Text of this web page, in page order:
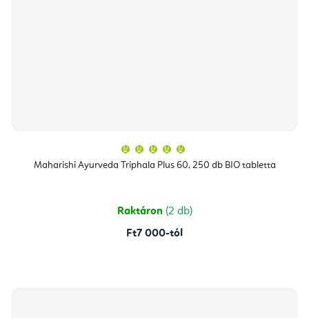
Maharishi Ayurveda Triphala Plus 60, 250 db BIO tabletta
átlagos
értékelése
csillag.
Raktáron (2 db)
Ft7 000-tól